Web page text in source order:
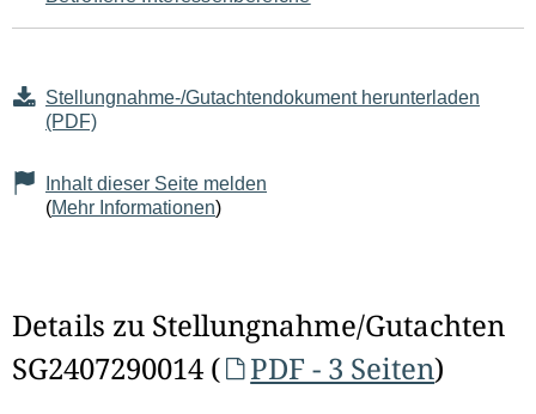
den
Seiteninhalt
Stellungnahme-/Gutachtendokument herunterladen
(PDF)
Inhalt dieser Seite melden
(Mehr Informationen)
Details zu Stellungnahme/Gutachten
SG2407290014 (
PDF - 3 Seiten)